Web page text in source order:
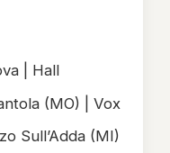
| Hall
(MO) | Vox
Sull’Adda (MI)